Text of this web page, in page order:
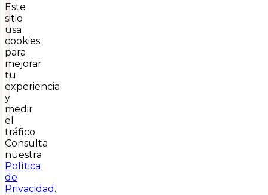
Este
sitio
usa
cookies
para
mejorar
tu
experiencia
y
medir
el
tráfico.
Consulta
nuestra
Política
de
Privacidad .